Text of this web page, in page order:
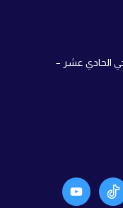
عشر –
Youtyube